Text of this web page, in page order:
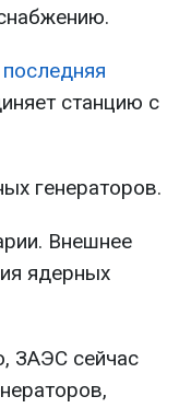
станцию с
генераторов.
Внешнее
ядерных
ЗАЭС сейчас